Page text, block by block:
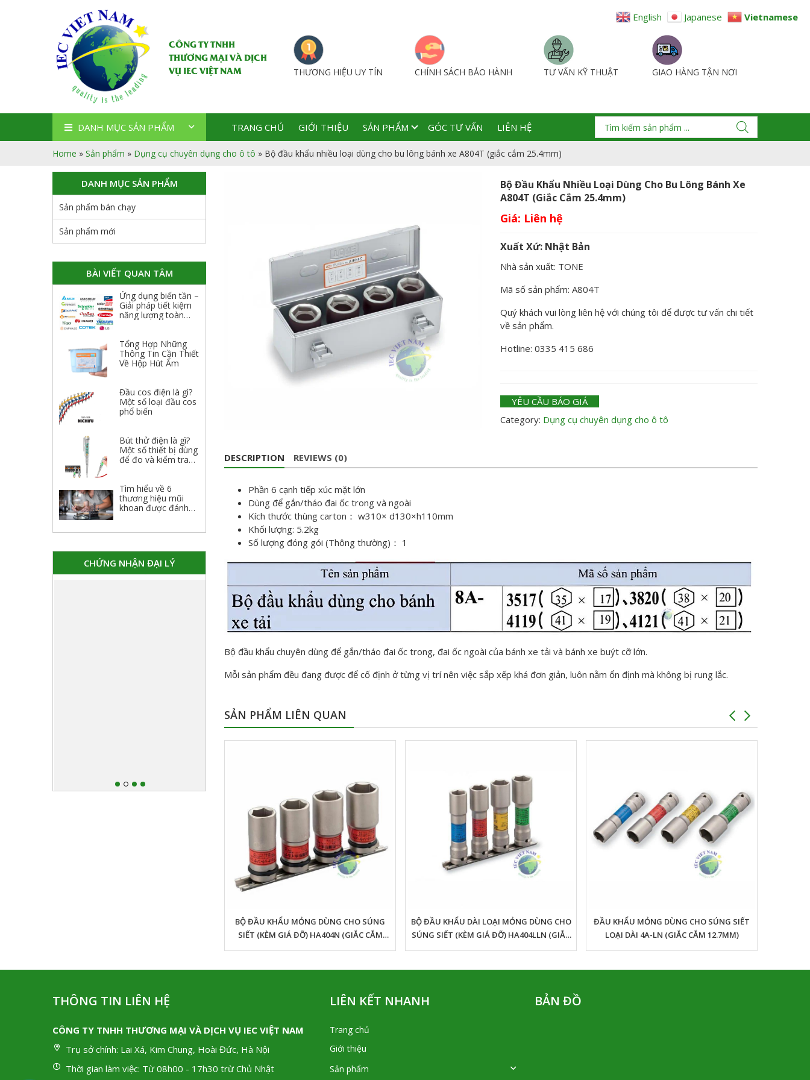
CÔNG TY TNHH
THƯƠNG MẠI VÀ DỊCH
VỤ IEC VIỆT NAM
THƯƠNG HIỆU UY TÍN CHÍNH SÁCH BẢO HÀNH TƯ VẤN KỸ THUẬT GIAO HÀNG TẬN NƠI
DANH MỤC SẢN PHẨM TRANG CHỦ GIỚI THIỆU SẢN PHẨM GÓC TƯ VẤN LIÊN HỆ
Home » Sản phẩm » Dụng cụ chuyên dụng cho ô tô » Bộ đầu khẩu nhiều loại dùng cho bu lông bánh xe A804T (giắc cắm 25.4mm)
Bộ Đầu Khẩu Nhiều Loại Dùng Cho Bu Lông Bánh Xe
A804T (giắc Cắm 25.4mm)
Giá:
Xuất Xứ: Nhật Bản
Nhà sản xuất: TONE
Mã số sản phẩm: A804T
Quý khách vui lòng liên hệ với chúng tôi để được tư vấn chi tiết
về sản phẩm.
Hotline: 0335 415 686
YÊU CẦU BÁO GIÁ
Category: Dụng cụ chuyên dụng cho ô tô
DESCRIPTION REVIEWS (0)
Phần 6 cạnh tiếp xúc mặt lớn
Dùng để gắn/tháo đai ốc trong và ngoài
Kích thước thùng carton ： w310× d130×h110mm
Khối lượng: 5.2kg
Số lượng đóng gói (Thông thường) ： 1
Bộ đầu khẩu chuyên dùng để gắn/tháo đai ốc trong, đai ốc ngoài của bánh xe tải và bánh xe buýt cỡ lớn.
Mỗi sản phẩm đều đang được để cố định ở từng vị trí nên việc sắp xếp khá đơn giản, luôn nằm ổn định mà không bị rung lắc.
SẢN PHẨM LIÊN QUAN
BỘ ĐẦU KHẨU MỎNG DÙNG CHO SÚNG
SIẾT (KÈM GIÁ ĐỠ) HA404N (GIẮC CẮM
12.7MM)
BỘ ĐẦU KHẨU DÀI LOẠI MỎNG DÙNG CHO
SÚNG SIẾT (KÈM GIÁ ĐỠ) HA404LLN (GIẮC
CẮM 12.7MM)
ĐẦU KHẨU MỎNG DÙNG CHO SÚNG SIẾT
LOẠI DÀI 4A-LN (GIẮC CẮM 12.7MM)
DANH MỤC SẢN PHẨM
Sản phẩm bán chạy
Sản phẩm mới
BÀI VIẾT QUAN TÂM
Ứng dụng biến tần –
Giải pháp tiết kiệm
năng lượng toàn
Tổng Hợp Những
Thông Tin Cần Thiết
Về Hộp Hút Ẩm
Đầu cos điện là gì?
Một số loại đầu cos
phổ biến
Bút thử điện là gì?
Một số thiết bị dùng
để đo và kiểm tra
Tìm hiểu về 6
thương hiệu mũi
khoan được đánh
CHỨNG NHẬN ĐẠI LÝ
THÔNG TIN LIÊN HỆ
CÔNG TY TNHH THƯƠNG MẠI VÀ DỊCH VỤ IEC VIỆT NAM
Trụ sở chính: Lai Xá, Kim Chung, Hoài Đức, Hà Nội
Thời gian làm việc: Từ 08h00 - 17h30 trừ Chủ Nhật
LIÊN KẾT NHANH
Trang chủ
Giới thiệu
Sản phẩm
BẢN ĐỒ
English Japanese Vietnamese